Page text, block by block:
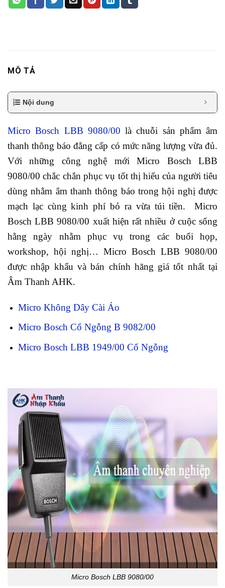
MÔ TẢ
Nội dung
Micro Bosch LBB 9080/00 là chuỗi sản phẩm âm
thanh thông báo đẳng cấp có mức năng lượng vừa đủ.
Với những công nghệ mới Micro Bosch LBB
9080/00 chắc chắn phục vụ tốt thị hiếu của người tiêu
dùng nhằm âm thanh thông báo trong hội nghị được
mạch lạc cùng kinh phí bỏ ra vừa túi tiền. Micro
Bosch LBB 9080/00 xuất hiện rất nhiều ở cuộc sống
hằng ngày nhằm phục vụ trong các buổi họp,
workshop, hội nghị… Micro Bosch LBB 9080/00
được nhập khẩu và bán chính hãng giá tốt nhất tại
Âm Thanh AHK.
Micro Không Dây Cài Áo
Micro Bosch Cổ Ngỗng B 9082/00
Micro Bosch LBB 1949/00 Cổ Ngỗng
Micro Bosch LBB 9080/00